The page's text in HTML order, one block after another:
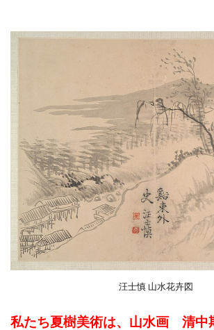
汪士慎 山水花卉図
私たち夏樹美術は、山水画 清